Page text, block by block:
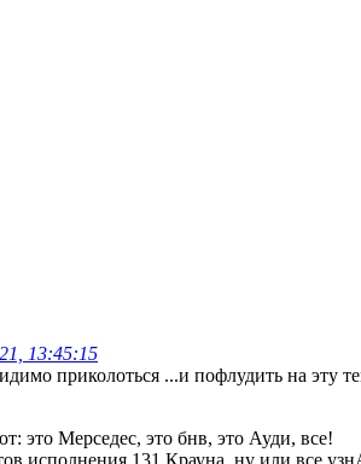
13:45:15
приколоться ...и пофлудить на эту
это Мерседес, это бнв, это Ауди, все!